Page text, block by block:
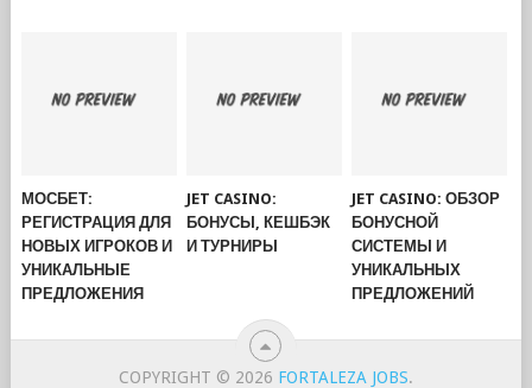
МОСБЕТ:
РЕГИСТРАЦИЯ ДЛЯ
НОВЫХ ИГРОКОВ И
УНИКАЛЬНЫЕ
ПРЕДЛОЖЕНИЯ
JET CASINO:
БОНУСЫ, КЕШБЭК
И ТУРНИРЫ
JET CASINO: ОБЗОР
БОНУСНОЙ
СИСТЕМЫ И
УНИКАЛЬНЫХ
ПРЕДЛОЖЕНИЙ
COPYRIGHT © 2026 FORTALEZA JOBS.